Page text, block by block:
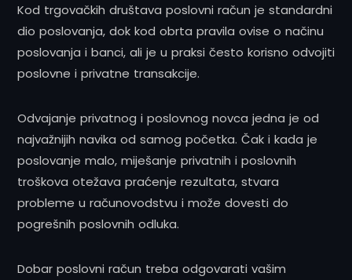
Kod trgovačkih društava poslovni račun je standardni
dio poslovanja, dok kod obrta pravila ovise o načinu
poslovanja i banci, ali je u praksi često korisno odvojiti
poslovne i privatne transakcije.
Odvajanje privatnog i poslovnog novca jedna je od
najvažnijih navika od samog početka. Čak i kada je
poslovanje malo, miješanje privatnih i poslovnih
troškova otežava praćenje rezultata, stvara
probleme u računovodstvu i može dovesti do
pogrešnih poslovnih odluka.
Dobar poslovni račun treba odgovarati vašim